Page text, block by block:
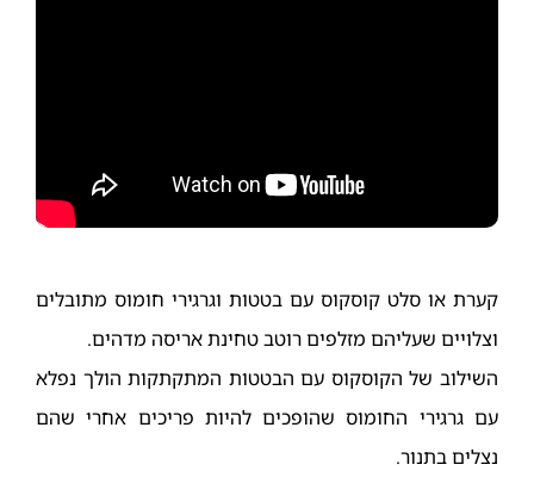
קערת או סלט קוסקוס עם בטטות וגרגירי חומוס מתובלים
וצלויים שעליהם מזלפים רוטב טחינת אריסה מדהים.
השילוב של הקוסקוס עם הבטטות המתקתקות הולך נפלא
עם גרגירי החומוס שהופכים להיות פריכים אחרי שהם
נצלים בתנור.